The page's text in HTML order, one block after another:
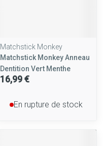
Matchstick Monkey
Matchstick Monkey Anneau
Dentition Vert Menthe
16,99 €
En rupture de stock